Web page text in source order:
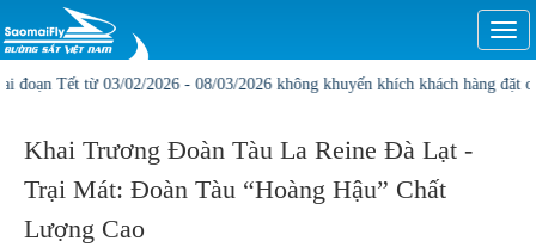
từ 03/02/2026 - 08/03/2026 không khuyến khích khách hàng đặt online1,
Khai Trương Đoàn Tàu La Reine Đà Lạt -
Trại Mát: Đoàn Tàu “Hoàng Hậu” Chất
Lượng Cao